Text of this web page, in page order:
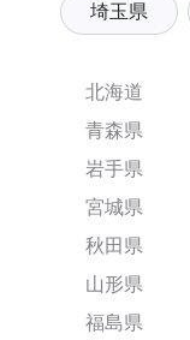
埼玉県
北海道
青森県
岩手県
宮城県
秋田県
山形県
福島県